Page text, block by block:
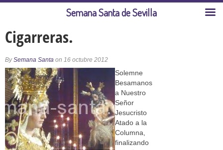
Cigarreras.
BySemana Santa on 16 octubre 2012
Solemne
Besamanos
a Nuestro
Señor
Jesucristo
Atado a la
Columna,
finalizando
Semana Santa de Sevilla